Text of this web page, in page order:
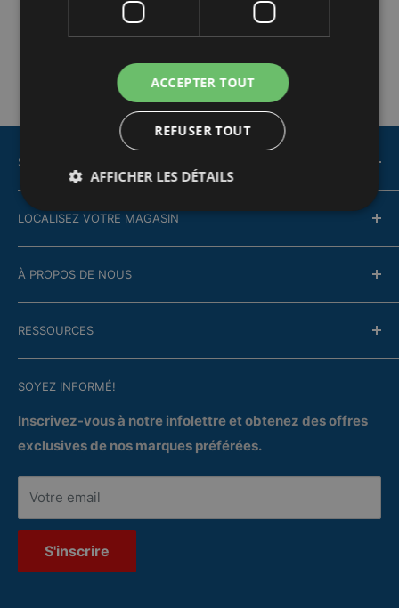
informations sur le magasin ou des questions générales,
contactez-nous ici
SUPPORT CLIENTS
Contactez-nous
Politique de retour
Modalité en ligne
Financement
Garantie
Questions/Réponses
Satisfaction
LOCALISEZ VOTRE MAGASIN
À PROPOS DE NOUS
Contactez-nous
Circulaire en cours
Services
RESSOURCES
Livraison et cueillette
Réparation
SOYEZ INFORMÉ!
Inscrivez-vous à notre infolettre et obtenez des offres
exclusives de nos marques préférées.
Votre email
S'inscrire
ACCEPTER TOUT
REFUSER TOUT
AFFICHER LES DÉTAILS